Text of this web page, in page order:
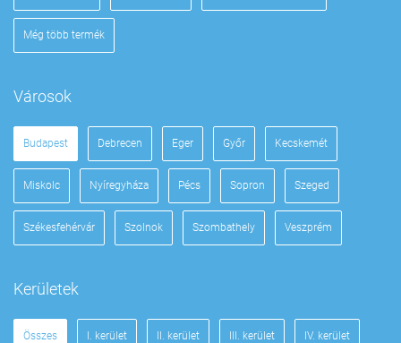
Még több termék
Városok
Budapest Debrecen Eger Győr Kecskemét
Miskolc Nyíregyháza Pécs Sopron Szeged
Székesfehérvár Szolnok Szombathely Veszprém
Kerületek
Összes I. kerület II. kerület III. kerület IV. kerület